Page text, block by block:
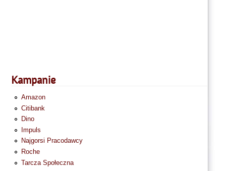
Kampanie
Amazon
Citibank
Dino
Impuls
Najgorsi Pracodawcy
Roche
Tarcza Społeczna